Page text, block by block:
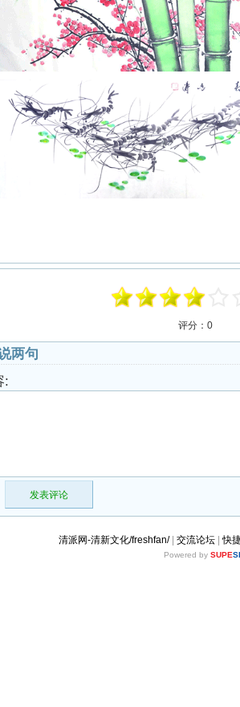
评分： 0
两句
:
发表评论
清派网-清新文化/freshfan/| 交流论坛|快
Powered by SUPE